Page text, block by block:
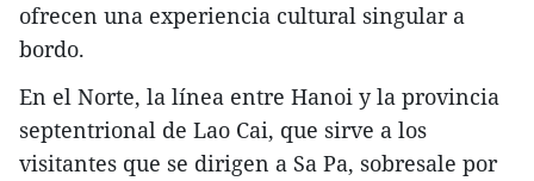
ofrecen una experiencia cultural singular a
bordo.
En el Norte, la línea entre Hanoi y la provincia
septentrional de Lao Cai, que sirve a los
visitantes que se dirigen a Sa Pa, sobresale por